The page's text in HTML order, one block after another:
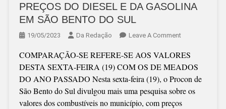
PREÇOS DO DIESEL E DA GASOLINA
EM SÃO BENTO DO SUL
19/05/2023 Da Redação Leave A CommentOn
DE
30%
DE
QUEDA
NOS
COMPARAÇÃO-SE REFERE-SE AOS VALORES
DESTA SEXTA-FEIRA (19) COM OS DE MEADOS
DO ANO PASSADO Nesta sexta-feira (19), o Procon de
São Bento do Sul divulgou mais uma pesquisa sobre os
valores dos combustíveis no município, com preços